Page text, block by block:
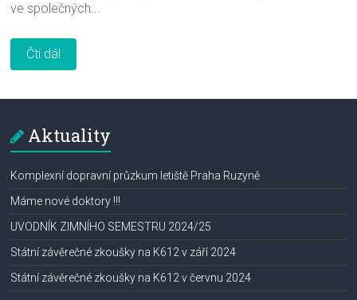
ve společných...
Čti dál
Aktuality
Komplexní dopravní průzkum letiště Praha Ruzyně
Máme nové doktory !!!
UVODNÍK ZIMNÍHO SEMESTRU 2024/25
Státní závěrečné zkoušky na K612 v září 2024
Státní závěrečné zkoušky na K612 v červnu 2024